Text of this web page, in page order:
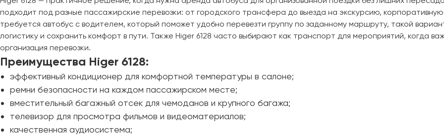
подходит под разные пассажирские перевозки: от городского трансфера до выезда на экскурсию,
требуется автобус с водителем, который поможет удобно перевезти группу по заданному маршруту, такой
логистику и сохранить комфорт в пути. Также Higer 6128 часто выбирают как транспорт для мероприятий, когда
организация перевозки.
Преимущества Higer 6128:
эффективный кондиционер для комфортной температуры в салоне;
ремни безопасности на каждом пассажирском месте;
вместительный багажный отсек для чемоданов и крупного багажа;
телевизор для просмотра фильмов и видеоматериалов;
качественная аудиосистема;
Великий Новгород
Владивосток
Владикавказ
Волгоград
Волжский
Вологда
Воронеж
Донецк
Отправить заявку
Нажимая на кнопку, вы соглашаетесь с политикой конфиденциальности
Отправить заявку
Нажимая на кнопку, вы соглашаетесь с политикой конфиденциальности